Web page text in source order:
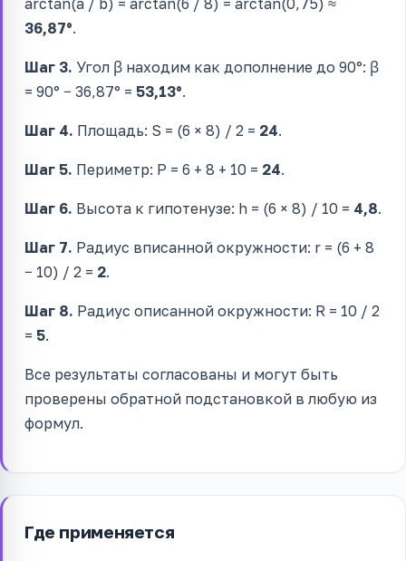
36,87°.
Шаг 3. Угол β находим как дополнение до 90°: β
= 90° − 36,87° = 53,13°.
Шаг 4. Площадь: S = (6 × 8) / 2 = 24.
Шаг 5. Периметр: P = 6 + 8 + 10 = 24.
Шаг 6. Высота к гипотенузе: h = (6 × 8) / 10 = 4,8.
Шаг 7. Радиус вписанной окружности: r = (6 + 8
− 10) / 2 = 2.
Шаг 8. Радиус описанной окружности: R = 10 / 2
= 5.
Все результаты согласованы и могут быть
проверены обратной подстановкой в любую из
формул.
Где применяется